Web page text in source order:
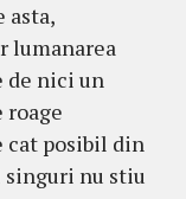
asta,
lumanarea
de nici un
roage
cat posibil din
singuri nu stiu